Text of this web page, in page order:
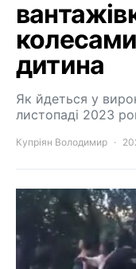
дитина
Як йдеться у
листопаді 2023
Купріян Володимир